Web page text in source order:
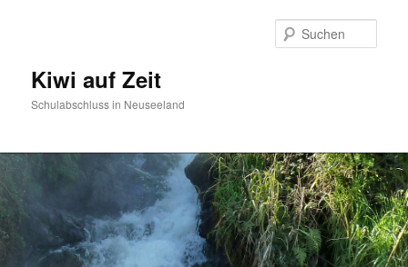
Kiwi auf Zeit
Schulabschluss in Neuseeland